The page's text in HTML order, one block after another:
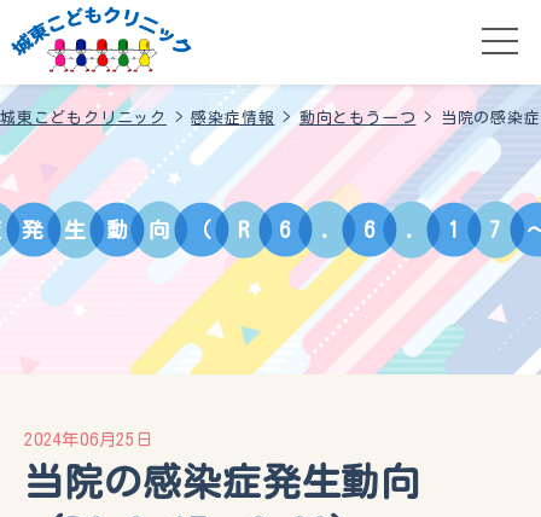
城東こどもクリニック >感染症情報 > 動向ともう一つ > 当院の感染
発 生 動 向 （ R 6 . 6 . 1 7
2024年06月25日
当院の感染症発生動向